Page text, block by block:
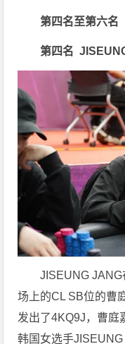
第四名至第六名
第四名
JISEUNG JANG
场上的CL SB位的曹
发出了4KQ9J，曹庭
韩国女选手